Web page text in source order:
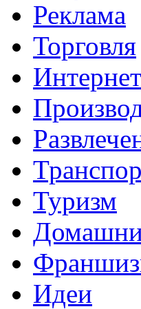
Реклама
Торговля
Интернет
Туризм
Идеи